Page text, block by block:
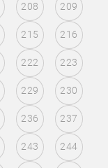
208 209
215 216
222 223
229 230
236 237
243 244